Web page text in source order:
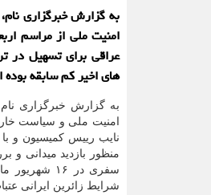
به گزارش خبرگزاری
امنیت ملی از مراسم
عراقی برای تسهیل
های اخیر کم سابقه
به گزارش خبرگزاری
امنیت ملی و سیاست
نایب رییس کمیسیون و
منظور بازدید میدانی و
سفری در ۱۶
شرایط زائرین ایرانی